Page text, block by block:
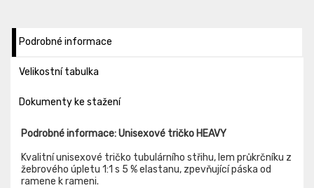
Podrobné informace
Velikostní tabulka
Dokumenty ke stažení
Podrobné informace: Unisexové tričko HEAVY
Kvalitní unisexové tričko tubulárního střihu, lem průkrčníku z
žebrového úpletu 1:1 s 5 % elastanu, zpevňující páska od
ramene k rameni.